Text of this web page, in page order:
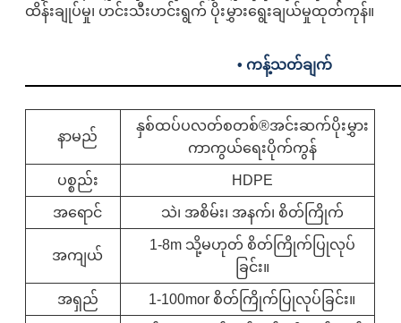
ထိန်းချုပ်မှု၊ ဟင်းသီးဟင်းရွက် ပိုးမွှားရွေးချယ်မှုထုတ်ကုန်။
•ကန့်သတ်ချက်
နာမည်
နှစ်ထပ်ပလတ်စတစ်®အင်းဆက်ပိုးမွှား
ကာကွယ်ရေးပိုက်ကွန်
ပစ္စည်း HDPE
အရောင် သဲ၊ အစိမ်း၊ အနက်၊ စိတ်ကြိုက်
အကျယ်
1-8m သို့မဟုတ် စိတ်ကြိုက်ပြုလုပ်
ခြင်း။
အရှည် 1-100mor စိတ်ကြိုက်ပြုလုပ်ခြင်း။